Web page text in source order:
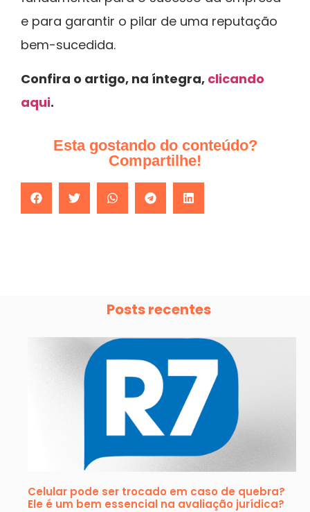
e para garantir o pilar de uma reputação
bem-sucedida.
Confira o artigo, na íntegra, clicando
aqui.
Esta gostando do conteúdo?
Compartilhe!
Posts recentes
Celular pode ser trocado em caso de quebra?
Ele é um bem essencial na avaliação jurídica?